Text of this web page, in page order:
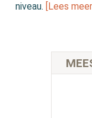
niveau.
[Lees